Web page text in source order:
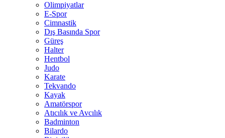
Olimpiyatlar
E-Spor
Cimnastik
Dış Basında Spor
Güreş
Halter
Hentbol
Judo
Karate
Tekvando
Kayak
Amatörspor
Atıcılık ve Avcılık
Badminton
Bilardo